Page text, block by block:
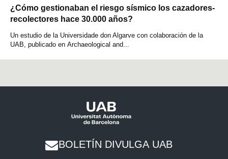
¿Cómo gestionaban el riesgo sísmico los cazadores-
recolectores hace 30.000 años?
Un estudio de la Universidade don Algarve con colaboración de la
UAB, publicado en Archaeological and...
BOLETÍN DIVULGA UAB